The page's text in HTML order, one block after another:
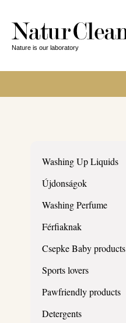
Washing Up Liquids
Újdonságok
Washing Perfume
Férfiaknak
Csepke Baby products
Sports lovers
Pawfriendly products
Detergents